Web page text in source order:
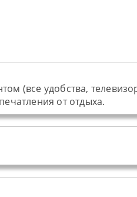
(все удобства,
от отдыха.